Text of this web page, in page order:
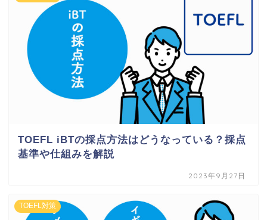
TOEFL iBTの採点方法はどうなっている？採点
基準や仕組みを解説
2023年9月27日
TOEFL対策